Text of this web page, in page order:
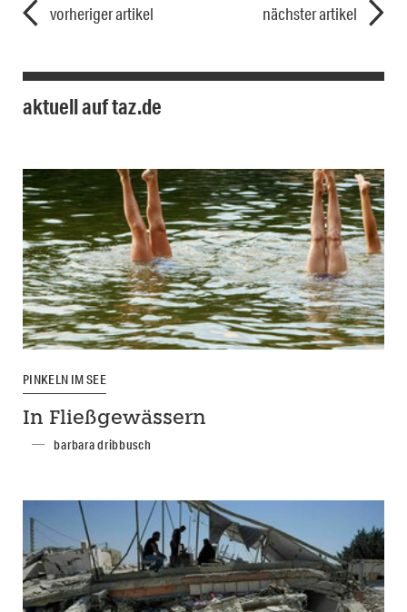
vorheriger artikel nächster artikel
aktuell auf taz.de
PINKELN IM SEE
In Fließgewässern
barbara dribbusch